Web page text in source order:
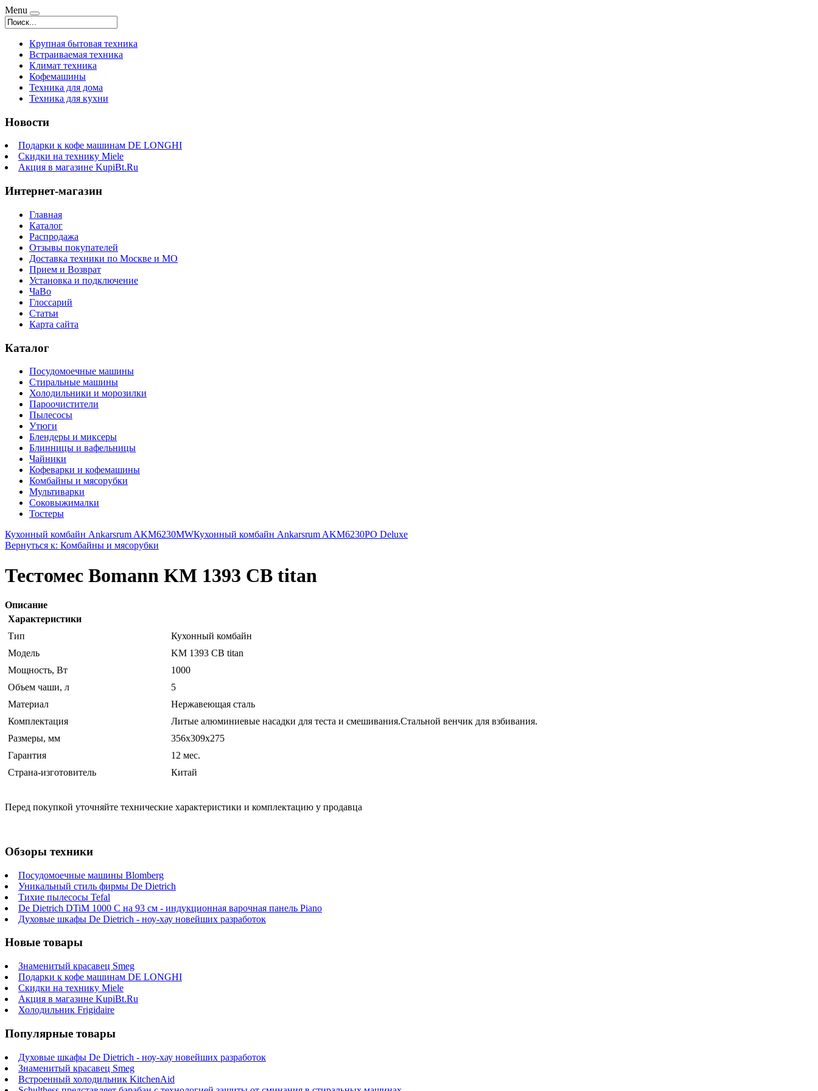
Menu
Крупная бытовая техника
Встраиваемая техника
Климат техника
Кофемашины
Техника для дома
Техника для кухни
Новости
Подарки к кофе машинам DE LONGHI
Скидки на технику Miele
Акция в магазине KupiBt.Ru
Интернет-магазин
Главная
Каталог
Распродажа
Отзывы покупателей
Доставка техники по Москве и МО
Прием и Возврат
Установка и подключение
ЧаВо
Глоссарий
Статьи
Карта сайта
Каталог
Посудомоечные машины
Стиральные машины
Холодильники и морозилки
Пароочистители
Пылесосы
Утюги
Блендеры и миксеры
Блинницы и вафельницы
Чайники
Кофеварки и кофемашины
Комбайны и мясорубки
Мультиварки
Соковыжималки
Тостеры
Кухонный комбайн Ankarsrum AKM6230MWКухонный комбайн Ankarsrum AKM6230PO Deluxe
Вернуться к: Комбайны и мясорубки
Тестомес Bomann KM 1393 CB titan
Описание
Характеристики
Тип
Кухонный комбайн
Модель
KM 1393 CB titan
Мощность, Вт
1000
Объем чаши, л
5
Материал
Нержавеющая сталь
Комплектация
Литые алюминиевые насадки для теста и смешивания.Стальной венчик для взбивания.
Размеры, мм
356х309х275
Гарантия
12 мес.
Страна-изготовитель
Китай
Перед покупкой уточняйте технические характеристики и комплектацию у продавца
Обзоры техники
Посудомоечные машины Blomberg
Уникальный стиль фирмы De Dietrich
Тихие пылесосы Tefal
De Dietrich DTiM 1000 C на 93 см - индукционная варочная панель Piano
Духовые шкафы De Dietrich - ноу-хау новейших разработок
Новые товары
Знаменитый красавец Smeg
Подарки к кофе машинам DE LONGHI
Скидки на технику Miele
Акция в магазине KupiBt.Ru
Холодильник Frigidaire
Популярные товары
Духовые шкафы De Dietrich - ноу-хау новейших разработок
Знаменитый красавец Smeg
Встроенный холодильник KitchenAid